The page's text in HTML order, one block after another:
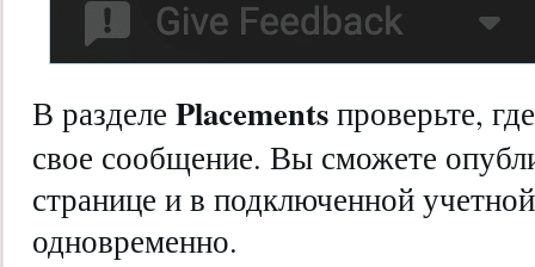
В разделе Placements проверьте,
свое сообщение. Вы сможете
странице и в подключенной
одновременно.